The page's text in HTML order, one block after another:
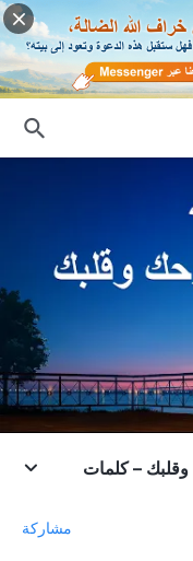
وقلبك – كلمات
مشاركة